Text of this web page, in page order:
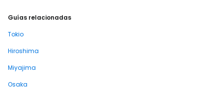
Guías relacionadas
Tokio
Hiroshima
Miyajima
Osaka